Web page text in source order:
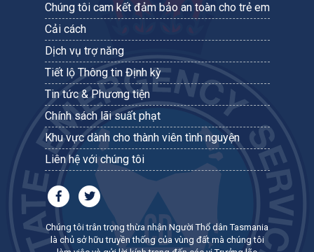
Chúng tôi cam kết đảm bảo an toàn cho trẻ em
Cải cách
Dịch vụ trợ năng
Tiết lộ Thông tin Định kỳ
Tin tức & Phương tiện
Chính sách lãi suất phạt
Khu vực dành cho thành viên tình nguyện
Liên hệ với chúng tôi
Chúng tôi trân trọng thừa nhận Người Thổ dân Tasmania
là chủ sở hữu truyền thống của vùng đất mà chúng tôi